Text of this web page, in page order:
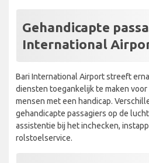
Gehandicapte
International
Bari International Airport streeft
diensten toegankelijk te maken
mensen met een handicap.
gehandicapte passagiers op de
assistentie bij het inchecken,
rolstoelservice.